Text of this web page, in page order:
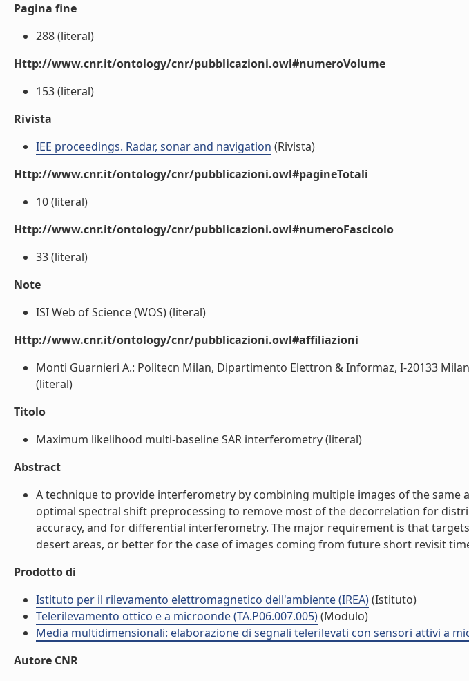
Pagina fine
288 (literal)
Http://www.cnr.it/ontology/cnr/pubblicazioni.owl#numeroVolume
153 (literal)
Rivista
IEE proceedings. Radar, sonar and navigation (Rivista)
Http://www.cnr.it/ontology/cnr/pubblicazioni.owl#pagineTotali
10 (literal)
Http://www.cnr.it/ontology/cnr/pubblicazioni.owl#numeroFascicolo
33 (literal)
Note
ISI Web of Science (WOS) (literal)
Http://www.cnr.it/ontology/cnr/pubblicazioni.owl#affiliazioni
Monti Guarnieri A.: Politecn Milan, Dipartimento Elettron & Informaz, I-20133
(literal)
Titolo
Maximum likelihood multi-baseline SAR interferometry (literal)
Abstract
A technique to provide interferometry by combining multiple images of the
optimal spectral shift preprocessing to remove most of the decorrelation for
accuracy, and for differential interferometry. The major requirement is that
desert areas, or better for the case of images coming from future short revisit
Prodotto di
Istituto per il rilevamento elettromagnetico dell'ambiente (IREA)(Istituto)
Telerilevamento ottico e a microonde (TA.P06.007.005)(Modulo)
Media multidimensionali: elaborazione di segnali telerilevati con sensori attivi a
Autore CNR